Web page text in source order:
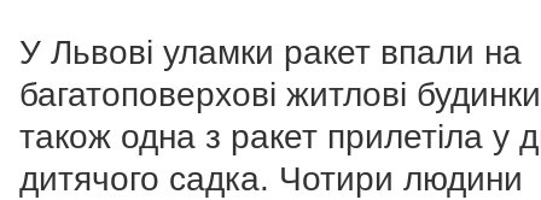
У Львові уламки ракет впали на
багатоповерхові житлові
також одна з ракет прилетіла у
дитячого садка. Чотири людини